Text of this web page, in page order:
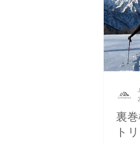
美味し
西上州
日本
裏
ト